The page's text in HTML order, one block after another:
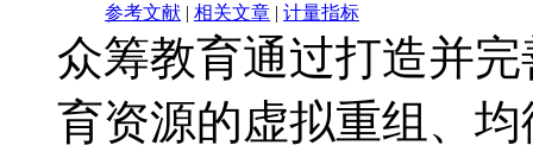
参考文献 | 相关文章 | 计量指标
众筹教育通过打造并
育资源的虚拟重组、